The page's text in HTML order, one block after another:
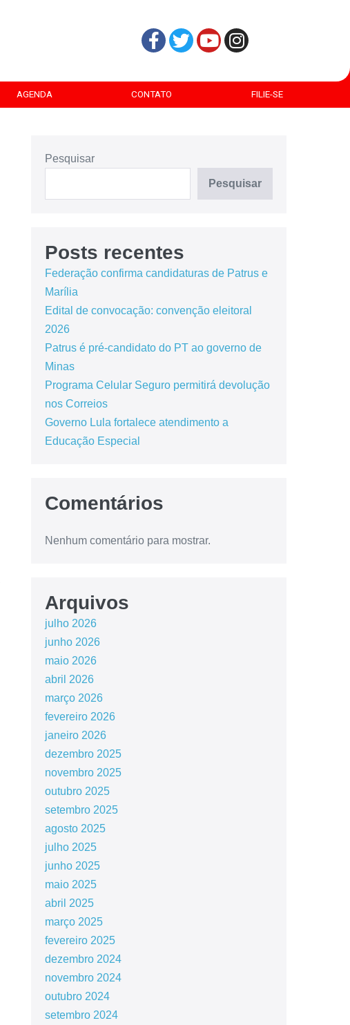
AGENDA CONTATO FILIE-SE
Pesquisar
Pesquisar
Posts recentes
Federação confirma candidaturas de Patrus e
Marília
Edital de convocação: convenção eleitoral
2026
Patrus é pré-candidato do PT ao governo de
Minas
Programa Celular Seguro permitirá devolução
nos Correios
Governo Lula fortalece atendimento a
Educação Especial
Comentários
Nenhum comentário para mostrar.
Arquivos
julho 2026
junho 2026
maio 2026
abril 2026
março 2026
fevereiro 2026
janeiro 2026
dezembro 2025
novembro 2025
outubro 2025
setembro 2025
agosto 2025
julho 2025
junho 2025
maio 2025
abril 2025
março 2025
fevereiro 2025
dezembro 2024
novembro 2024
outubro 2024
setembro 2024